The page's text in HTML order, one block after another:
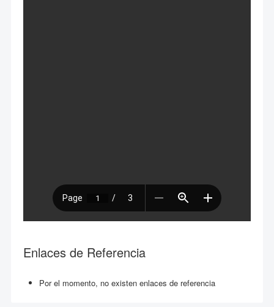
Enlaces de Referencia
Por el momento, no existen enlaces de referencia